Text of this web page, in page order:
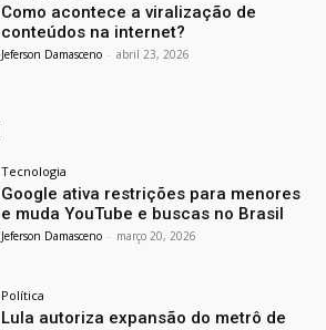
Como acontece a viralização de
conteúdos na internet?
Jeferson Damasceno - abril 23, 2026
Tecnologia
Google ativa restrições para menores
e muda YouTube e buscas no Brasil
Jeferson Damasceno - março 20, 2026
Política
Lula autoriza expansão do metrô de